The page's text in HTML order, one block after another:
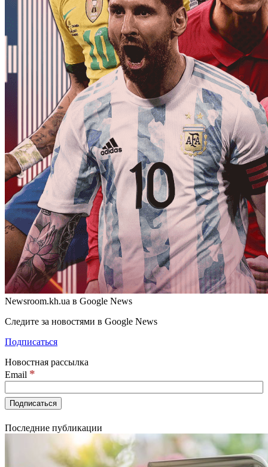
Newsroom.kh.ua в Google News
Следите за новостями в Google News
Подписаться
Новостная рассылка
Email *
Последние публикации